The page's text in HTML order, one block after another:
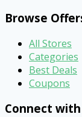
Browse
All Stores
Categories
Best Deals
Coupons
Connect